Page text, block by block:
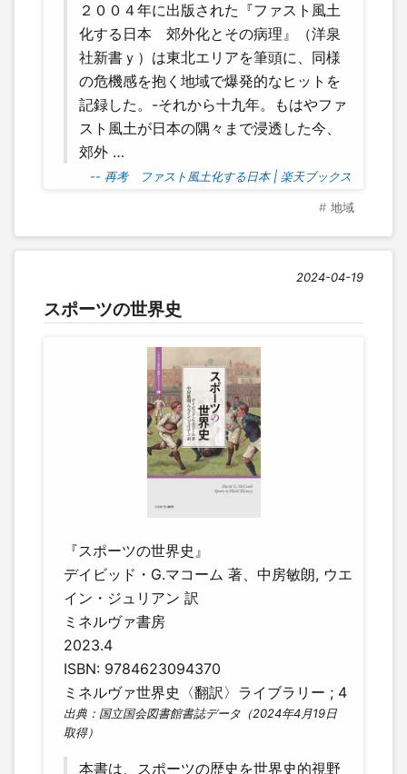
２００４年に出版された『ファスト風土
化する日本 郊外化とその病理』（洋泉
社新書ｙ）は東北エリアを筆頭に、同様
の危機感を抱く地域で爆発的なヒットを
記録した。-それから十九年。もはやファ
スト風土が日本の隅々まで浸透した今、
郊外 …
-- 再考 ファスト風土化する日本 | 楽天ブックス
地域
2024-04-19
スポーツの世界史
『スポーツの世界史』
デイビッド・G.マコーム 著、中房敏朗, ウエ
イン・ジュリアン 訳
ミネルヴァ書房
2023.4
ISBN: 9784623094370
ミネルヴァ世界史〈翻訳〉ライブラリー ; 4
出典：国立国会図書館書誌データ（2024年4月19日
取得）
本書は、スポーツの歴史を世界史的視野